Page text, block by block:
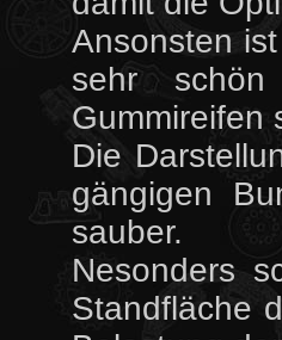
Ansonsten
sehr
Gummireifen
Die
gängigen
sauber.
Nesonders
Standfläche